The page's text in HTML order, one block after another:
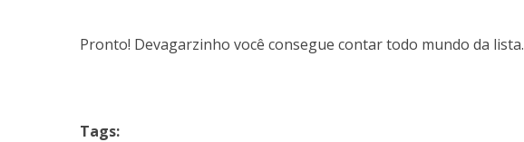
Pronto! Devagarzinho você consegue contar todo mundo da lista.
Tags: